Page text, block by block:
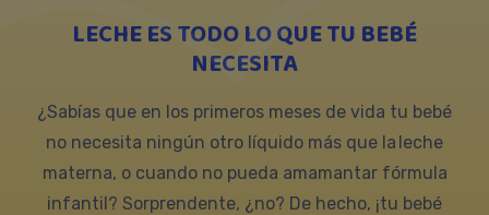
LECHE ES TODO LO QUE TU BEBÉ
NECESITA
¿Sabías que en los primeros meses de vida tu bebé
no necesita ningún otro líquido más que la leche
materna, o cuando no pueda amamantar fórmula
infantil? Sorprendente, ¿no? De hecho, ¡tu bebé